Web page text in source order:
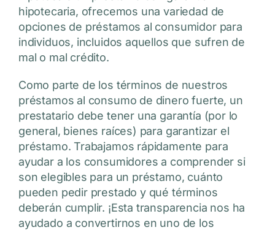
hipotecaria, ofrecemos una variedad de
opciones de préstamos al consumidor para
individuos, incluidos aquellos que sufren de
mal o mal crédito.
Como parte de los términos de nuestros
préstamos al consumo de dinero fuerte, un
prestatario debe tener una garantía (por lo
general, bienes raíces) para garantizar el
préstamo. Trabajamos rápidamente para
ayudar a los consumidores a comprender si
son elegibles para un préstamo, cuánto
pueden pedir prestado y qué términos
deberán cumplir. ¡Esta transparencia nos ha
ayudado a convertirnos en uno de los